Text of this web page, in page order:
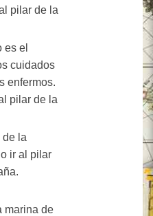
pilar de la
es el
cuidados
enfermos.
pilar de la
de la
ir al pilar
marina de